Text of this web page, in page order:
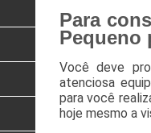
Para
Pequeno
Você deve
atenciosa
para você
hoje mesmo a